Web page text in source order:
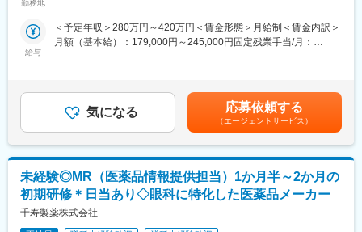
れており、専門用語やPCスキル、ビジネスマナー等もイチからレ
クチャー
■資格手当：
・対象資格は建設系資格（施工管理技士・CAD技術者等）以外に
も、ITパスポートなど計150以上の資格取得をサポート
■モデル年収：
評価とともに等級がアップすることで、昇給できる制度が整って
います。
・入社1年目：325万円
施工管理の仕事は、現場での作業を【管理・指示・進行】するこ
とであり、作業員として直接作業することは一切ありません！
現場の掛け持ちは基本なく、1人1現場を担当いただき、下記のよ
うな業務をお任せします。
＜外勤勤務（7割）＞
・先輩技術者と共に施工写真を撮影
・図面を見ながら指示だし
・安全施工しているのかチェック
・出来たものの採寸を計測 など
＜内勤勤務（3割）＞
・スタッフの労務管理
勤務地
給与
＜予定年収＞280万円～420万円＜賃金形態＞月給制＜賃金内訳＞
月額（基本給）：179,000円～245,000円固定残業手当/月：
されるスキル・経験・能力により相談の上で決定■賞与：年2回
（入社時期による）業績分配方式により賞与額を決定■昇給：年1
回 賃金はあくまでも目安の金額であり、選考を通じて上下する
可能性があります。月給(月額)は固定手当を含めた表記です。
気になる 応募依頼する
（エージェントサービス）
未経験◎MR（医薬品情報提供担当）1か月半～2か月の
初期研修＊日当あり◇眼科に特化した医薬品メーカー
千寿製薬株式会社